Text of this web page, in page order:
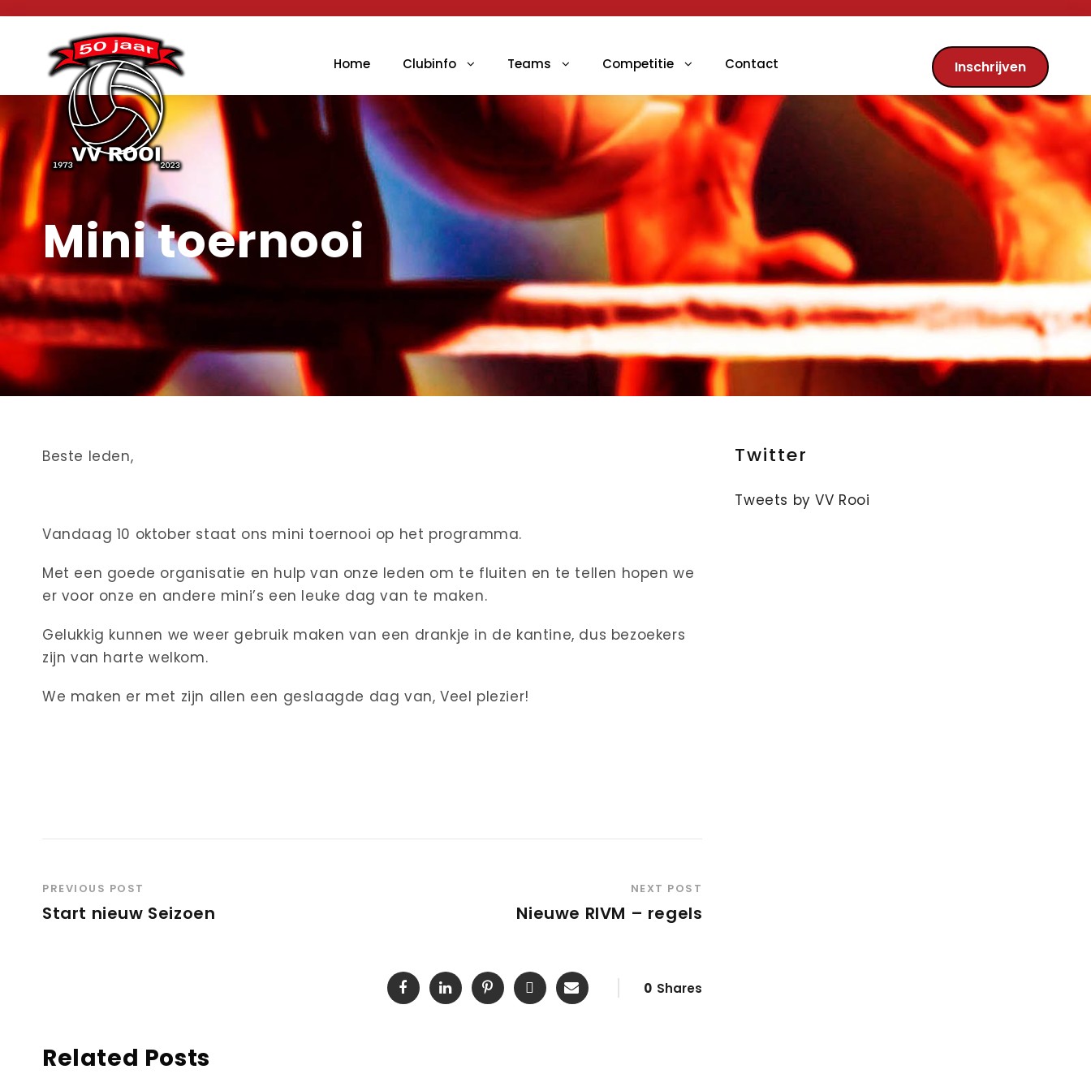
Home Clubinfo Teams Competitie Contact Inschrijven
Mini toernooi
Beste leden,
Vandaag 10 oktober staat ons mini toernooi op het programma.
Met een goede organisatie en hulp van onze leden om te fluiten en te tellen hopen we
er voor onze en andere mini’s een leuke dag van te maken.
Gelukkig kunnen we weer gebruik maken van een drankje in de kantine, dus bezoekers
zijn van harte welkom.
We maken er met zijn allen een geslaagde dag van, Veel plezier!
PREVIOUS POST
Start nieuw Seizoen
NEXT POST
Nieuwe RIVM – regels
0 Shares
Related Posts
Twitter
Tweets by VV Rooi